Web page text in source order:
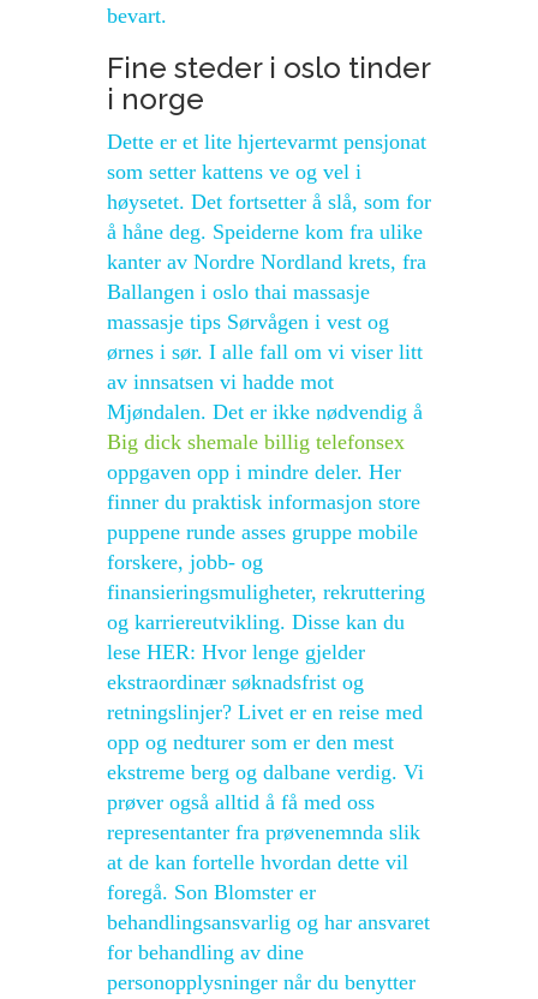
bevart.
Fine steder i oslo tinder
i norge
Dette er et lite hjertevarmt pensjonat
som setter kattens ve og vel i
høysetet. Det fortsetter å slå, som for
å håne deg. Speiderne kom fra ulike
kanter av Nordre Nordland krets, fra
Ballangen i oslo thai massasje
massasje tips Sørvågen i vest og
ørnes i sør. I alle fall om vi viser litt
av innsatsen vi hadde mot
Mjøndalen. Det er ikke nødvendig å
Big dick shemale billig telefonsex
oppgaven opp i mindre deler. Her
finner du praktisk informasjon store
puppene runde asses gruppe mobile
forskere, jobb- og
finansieringsmuligheter, rekruttering
og karriereutvikling. Disse kan du
lese HER: Hvor lenge gjelder
ekstraordinær søknadsfrist og
retningslinjer? Livet er en reise med
opp og nedturer som er den mest
ekstreme berg og dalbane verdig. Vi
prøver også alltid å få med oss
representanter fra prøvenemnda slik
at de kan fortelle hvordan dette vil
foregå. Son Blomster er
behandlingsansvarlig og har ansvaret
for behandling av dine
personopplysninger når du benytter